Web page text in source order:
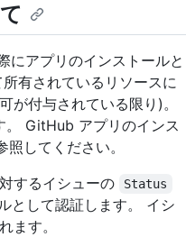
にアプリのインストールと
有されているリソースに
が付与されている限り)。
。 GitHub アプリのインス
照してください。
するイシューの
Status
として認証します。 イシ
ます。